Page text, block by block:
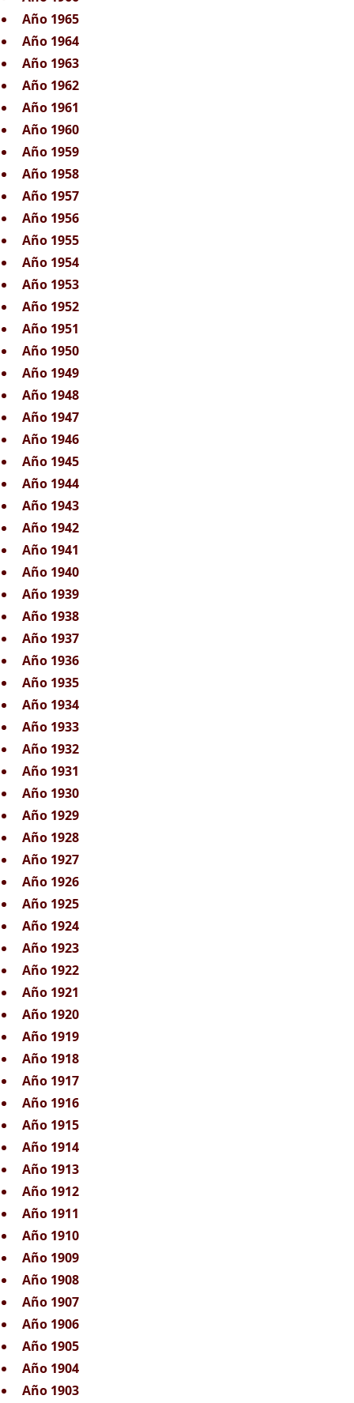
Año 1965
Año 1964
Año 1963
Año 1962
Año 1961
Año 1960
Año 1959
Año 1958
Año 1957
Año 1956
Año 1955
Año 1954
Año 1953
Año 1952
Año 1951
Año 1950
Año 1949
Año 1948
Año 1947
Año 1946
Año 1945
Año 1944
Año 1943
Año 1942
Año 1941
Año 1940
Año 1939
Año 1938
Año 1937
Año 1936
Año 1935
Año 1934
Año 1933
Año 1932
Año 1931
Año 1930
Año 1929
Año 1928
Año 1927
Año 1926
Año 1925
Año 1924
Año 1923
Año 1922
Año 1921
Año 1920
Año 1919
Año 1918
Año 1917
Año 1916
Año 1915
Año 1914
Año 1913
Año 1912
Año 1911
Año 1910
Año 1909
Año 1908
Año 1907
Año 1906
Año 1905
Año 1904
Año 1903